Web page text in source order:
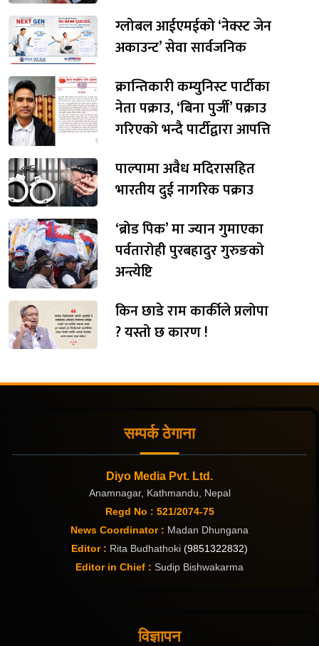
ग्लोबल आईएमईको ‘नेक्स्ट जेन
अकाउन्ट’ सेवा सार्वजनिक
क्रान्तिकारी कम्युनिस्ट पार्टीका
नेता पक्राउ, ‘बिना पुर्जी’ पक्राउ
गरिएको भन्दै पार्टीद्वारा आपत्ति
पाल्पामा अवैध मदिरासहित
भारतीय दुई नागरिक पक्राउ
‘ब्रोड पिक’ मा ज्यान गुमाएका
पर्वतारोही पुरबहादुर गुरुङको
अन्त्येष्टि
किन छाडे राम कार्कीले प्रलोपा
? यस्तो छ कारण !
सम्पर्क ठेगाना
Diyo Media Pvt. Ltd.
Anamnagar, Kathmandu, Nepal
Regd No : 521/2074-75
News Coordinator : Madan Dhungana
Editor : Rita Budhathoki (9851322832)
Editor in Chief : Sudip Bishwakarma
विज्ञापन